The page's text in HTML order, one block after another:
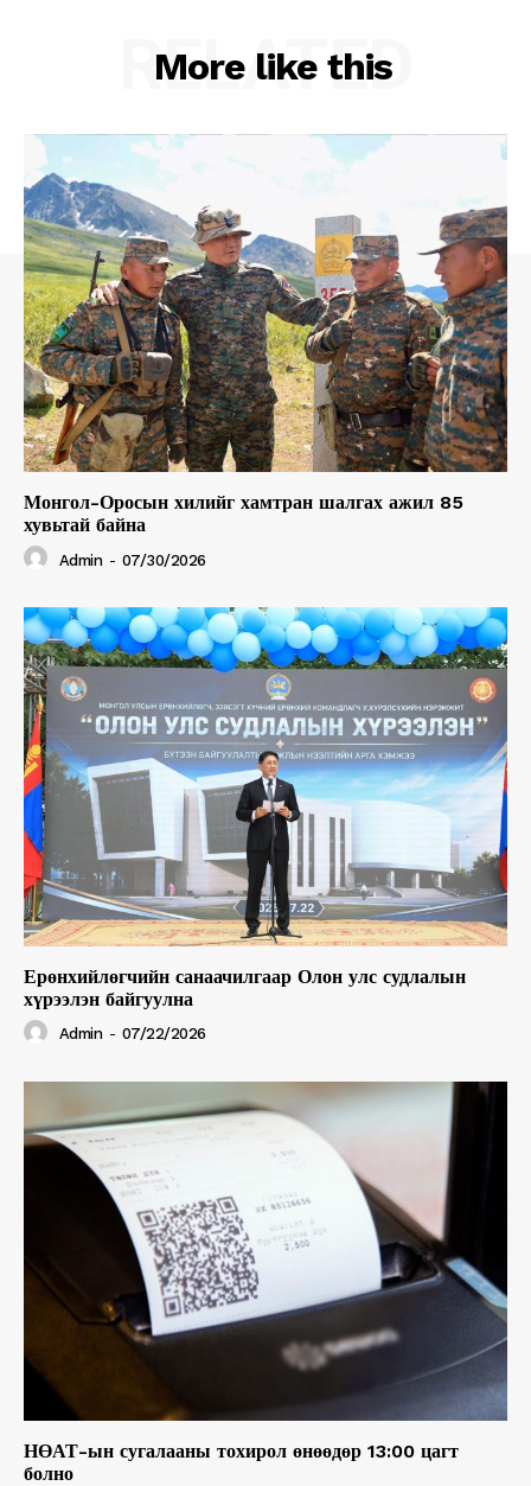
Subscription PlansMore like this
RELATED
Монгол-Оросын хилийг хамтран шалгах ажил 85
хувьтай байна
Admin - 07/30/2026
Ерөнхийлөгчийн санаачилгаар Олон улс судлалын
хүрээлэн байгуулна
Admin - 07/22/2026
НӨАТ-ын сугалааны тохирол өнөөдөр 13:00 цагт
болно